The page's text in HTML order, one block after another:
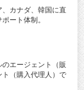
カナダ、韓国に直
ート体制。
エージェント（販
（購入代理人）で